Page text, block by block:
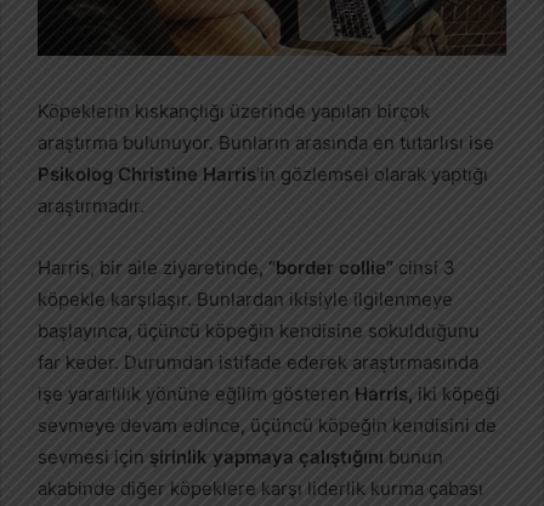
Köpeklerin kıskançlığı üzerinde yapılan birçok
araştırma bulunuyor. Bunların arasında en tutarlısı ise
Psikolog Christine Harris’in gözlemsel olarak yaptığı
araştırmadır.
Harris, bir aile ziyaretinde, “border collie” cinsi 3
köpekle karşılaşır. Bunlardan ikisiyle ilgilenmeye
başlayınca, üçüncü köpeğin kendisine sokulduğunu
far keder. Durumdan istifade ederek araştırmasında
işe yararlılık yönüne eğilim gösteren Harris, iki köpeği
sevmeye devam edince, üçüncü köpeğin kendisini de
sevmesi için şirinlik yapmaya çalıştığını bunun
akabinde diğer köpeklere karşı liderlik kurma çabası